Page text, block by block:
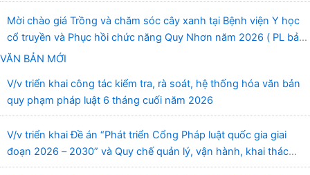
Mời chào giá Trồng và chăm sóc cây xanh tại Bệnh viện Y học
cổ truyền và Phục hồi chức năng Quy Nhơn năm 2026 ( PL bản
Danh mục hàng hóa, mẫu báo giá kèm theo)
VĂN BẢN MỚI
V/v triển khai công tác kiểm tra, rà soát, hệ thống hóa văn bản
quy phạm pháp luật 6 tháng cuối năm 2026
V/v triển khai Đề án “Phát triển Cổng Pháp luật quốc gia giai
đoạn 2026 – 2030” và Quy chế quản lý, vận hành, khai thác
Cổng Pháp luật quốc gia